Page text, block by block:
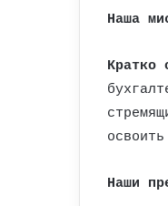
Наша
Кратко
Наши